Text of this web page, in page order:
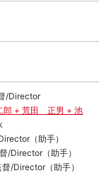
/Director
郎 + 荒田 正男 + 池
（助手）
/Director（助手）
督/Director（助手）